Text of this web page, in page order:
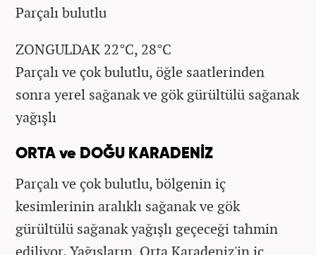
Parçalı bulutlu
ZONGULDAK 22°C, 28°C
Parçalı ve çok bulutlu, öğle saatlerinden
sonra yerel sağanak ve gök gürültülü sağanak
yağışlı
ORTA ve DOĞU KARADENİZ
Parçalı ve çok bulutlu, bölgenin iç
kesimlerinin aralıklı sağanak ve gök
gürültülü sağanak yağışlı geçeceği tahmin
ediliyor. Yağışların, Orta Karadeniz'in iç